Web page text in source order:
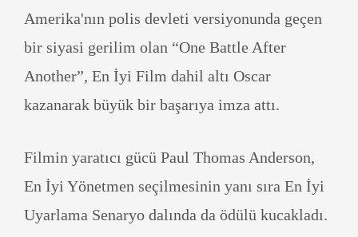
Amerika'nın polis devleti versiyonunda geçen
bir siyasi gerilim olan “One Battle After
Another”, En İyi Film dahil altı Oscar
kazanarak büyük bir başarıya imza attı.
Filmin yaratıcı gücü Paul Thomas Anderson,
En İyi Yönetmen seçilmesinin yanı sıra En İyi
Uyarlama Senaryo dalında da ödülü kucakladı.